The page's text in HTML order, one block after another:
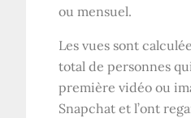
ou mensuel.
Les vues sont
total de personnes
première vidéo ou
Snapchat et l’ont